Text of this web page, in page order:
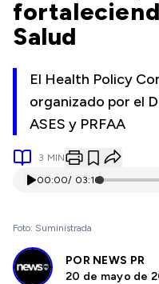
Salud
El Health Policy
organizado por el
ASES y PRFAA
3 MIN
00:00/ 03:16
Foto: Suministrada
POR NEWS PR
20 de mayo de